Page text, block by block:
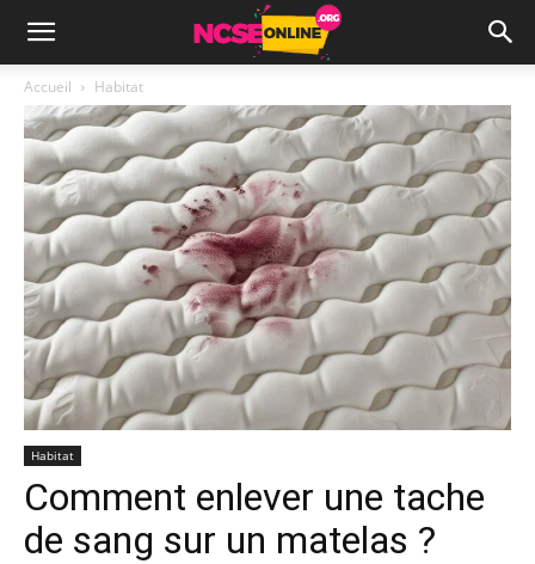
Accueil Habitat
Habitat
Comment enlever une tache
de sang sur un matelas ?